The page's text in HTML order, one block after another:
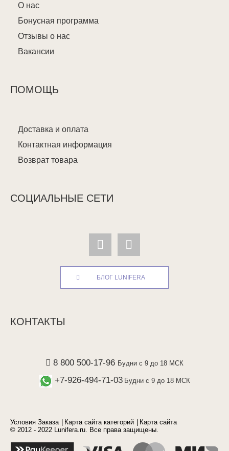
О нас
Бонусная программа
Отзывы о нас
Вакансии
ПОМОЩЬ
Доставка и оплата
Контактная информация
Возврат товара
СОЦИАЛЬНЫЕ СЕТИ
БЛОГ LUNIFERA
КОНТАКТЫ
8 800 500-17-96 Будни с 9 до 18 МСК
+7-926-494-71-03 Будни с 9 до 18 МСК
Условия Заказа Карта сайта категорий
Карта сайта
© 2012 - 2022 Lunifera.ru. Все права защищены.